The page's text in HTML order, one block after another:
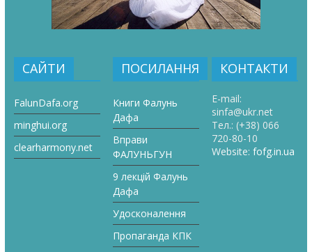
САЙТИ
FalunDafa.org
minghui.org
clearharmony.net
ПОСИЛАННЯ
Книги Фалунь
Дафа
Вправи
ФАЛУНЬГУН
9 лекцій Фалунь
Дафа
Удосконалення
Пропаганда КПК
КОНТАКТИ
E-mail:
sinfa@ukr.net
Тел.: (+38) 066
720-80-10
Website:fofg.in.ua